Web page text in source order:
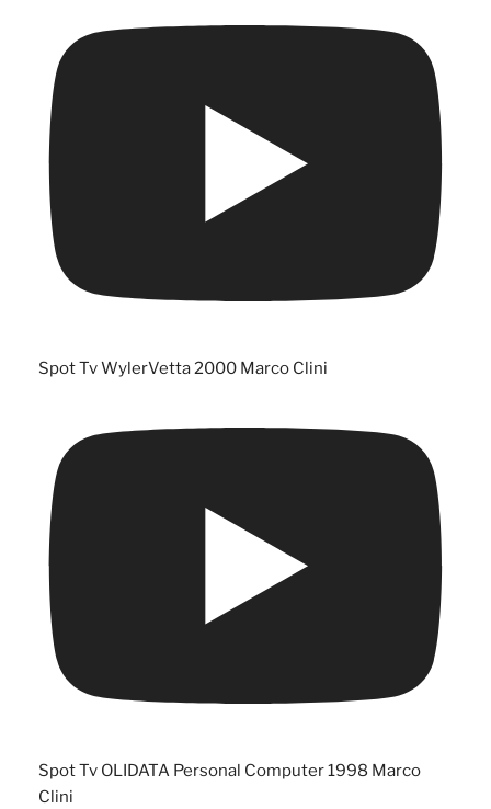
Spot Tv WylerVetta 2000 Marco Clini
Spot Tv OLIDATA Personal Computer 1998 Marco
Clini